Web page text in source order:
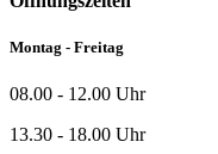
Montag - Freitag
08.00 - 12.00 Uhr
13.30 - 18.00 Uhr